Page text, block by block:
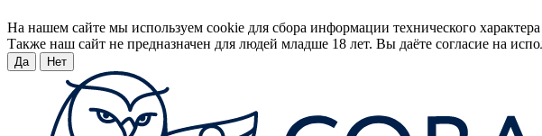
На нашем сайте мы используем cookie для сбора информации технического
Также наш сайт не предназначен для людей младше 18 лет. Вы даёте согласие на
Да Нет